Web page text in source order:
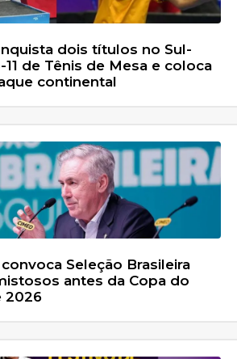
dois títulos no Sul-
de Tênis de Mesa e coloca
continental
Seleção Brasileira
antes da Copa do
2026